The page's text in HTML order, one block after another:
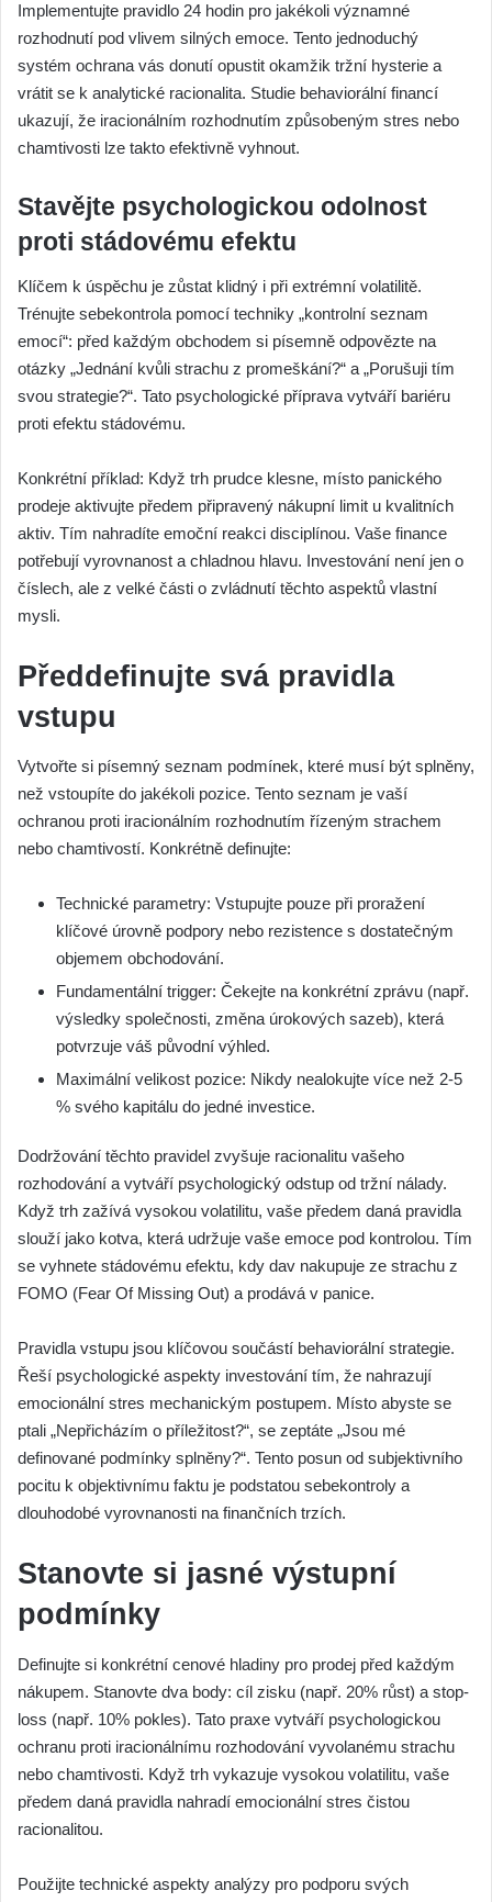
Implementujte pravidlo 24 hodin pro jakékoli významné
rozhodnutí pod vlivem silných emoce. Tento jednoduchý
systém ochrana vás donutí opustit okamžik tržní hysterie a
vrátit se k analytické racionalita. Studie behaviorální financí
ukazují, že iracionálním rozhodnutím způsobeným stres nebo
chamtivosti lze takto efektivně vyhnout.
Stavějte psychologickou odolnost
proti stádovému efektu
Klíčem k úspěchu je zůstat klidný i při extrémní volatilitě.
Trénujte sebekontrola pomocí techniky „kontrolní seznam
emocí“: před každým obchodem si písemně odpovězte na
otázky „Jednání kvůli strachu z promeškání?“ a „Porušuji tím
svou strategie?“. Tato psychologické příprava vytváří bariéru
proti efektu stádovému.
Konkrétní příklad: Když trh prudce klesne, místo panického
prodeje aktivujte předem připravený nákupní limit u kvalitních
aktiv. Tím nahradíte emoční reakci disciplínou. Vaše finance
potřebují vyrovnanost a chladnou hlavu. Investování není jen o
číslech, ale z velké části o zvládnutí těchto aspektů vlastní
mysli.
Předdefinujte svá pravidla
vstupu
Vytvořte si písemný seznam podmínek, které musí být splněny,
než vstoupíte do jakékoli pozice. Tento seznam je vaší
ochranou proti iracionálním rozhodnutím řízeným strachem
nebo chamtivostí. Konkrétně definujte:
Technické parametry: Vstupujte pouze při proražení
klíčové úrovně podpory nebo rezistence s dostatečným
objemem obchodování.
Fundamentální trigger: Čekejte na konkrétní zprávu (např.
výsledky společnosti, změna úrokových sazeb), která
potvrzuje váš původní výhled.
Maximální velikost pozice: Nikdy nealokujte více než 2-5
% svého kapitálu do jedné investice.
Dodržování těchto pravidel zvyšuje racionalitu vašeho
rozhodování a vytváří psychologický odstup od tržní nálady.
Když trh zažívá vysokou volatilitu, vaše předem daná pravidla
slouží jako kotva, která udržuje vaše emoce pod kontrolou. Tím
se vyhnete stádovému efektu, kdy dav nakupuje ze strachu z
FOMO (Fear Of Missing Out) a prodává v panice.
Pravidla vstupu jsou klíčovou součástí behaviorální strategie.
Řeší psychologické aspekty investování tím, že nahrazují
emocionální stres mechanickým postupem. Místo abyste se
ptali „Nepřicházím o příležitost?“, se zeptáte „Jsou mé
definované podmínky splněny?“. Tento posun od subjektivního
pocitu k objektivnímu faktu je podstatou sebekontroly a
dlouhodobé vyrovnanosti na finančních trzích.
Stanovte si jasné výstupní
podmínky
Definujte si konkrétní cenové hladiny pro prodej před každým
nákupem. Stanovte dva body: cíl zisku (např. 20% růst) a stop-
loss (např. 10% pokles). Tato praxe vytváří psychologickou
ochranu proti iracionálnímu rozhodování vyvolanému strachu
nebo chamtivosti. Když trh vykazuje vysokou volatilitu, vaše
předem daná pravidla nahradí emocionální stres čistou
racionalitou.
Použijte technické aspekty analýzy pro podporu svých